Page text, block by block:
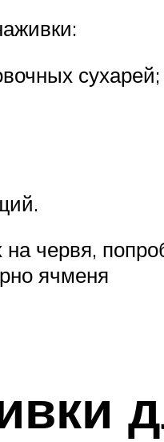
сухарей;
червя,
ячменя